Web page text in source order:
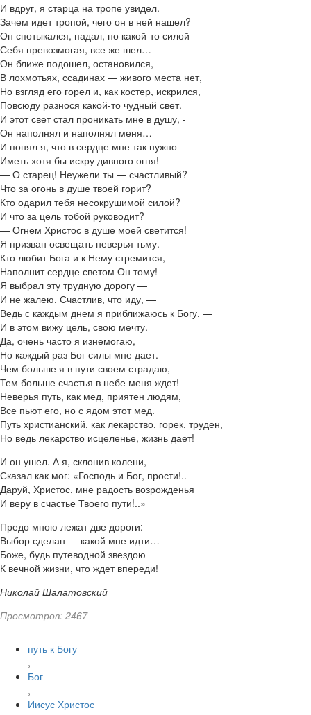
И вдруг, я старца на тропе увидел.
Зачем идет тропой, чего он в ней нашел?
Он спотыкался, падал, но какой-то силой
Себя превозмогая, все же шел…
Он ближе подошел, остановился,
В лохмотьях, ссадинах — живого места нет,
Но взгляд его горел и, как костер, искрился,
Повсюду разнося какой-то чудный свет.
И этот свет стал проникать мне в душу, -
Он наполнял и наполнял меня…
И понял я, что в сердце мне так нужно
Иметь хотя бы искру дивного огня!
— О старец! Неужели ты — счастливый?
Что за огонь в душе твоей горит?
Кто одарил тебя несокрушимой силой?
И что за цель тобой руководит?
— Огнем Христос в душе моей светится!
Я призван освещать неверья тьму.
Кто любит Бога и к Нему стремится,
Наполнит сердце светом Он тому!
Я выбрал эту трудную дорогу —
И не жалею. Счастлив, что иду, —
Ведь с каждым днем я приближаюсь к Богу, —
И в этом вижу цель, свою мечту.
Да, очень часто я изнемогаю,
Но каждый раз Бог силы мне дает.
Чем больше я в пути своем страдаю,
Тем больше счастья в небе меня ждет!
Неверья путь, как мед, приятен людям,
Все пьют его, но с ядом этот мед.
Путь христианский, как лекарство, горек, труден,
Но ведь лекарство исцеленье, жизнь дает!
И он ушел. А я, склонив колени,
Сказал как мог: «Господь и Бог, прости!..
Даруй, Христос, мне радость возрожденья
И веру в счастье Твоего пути!..»
Предо мною лежат две дороги:
Выбор сделан — какой мне идти…
Боже, будь путеводной звездою
К вечной жизни, что ждет впереди!
Николай Шалатовский
Просмотров: 2467
путь к Богу
,
Бог
,
Иисус Христос